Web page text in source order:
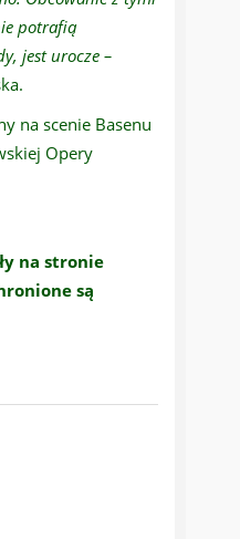
potrafią
jest urocze –
na scenie Basenu
Opery
na stronie
są